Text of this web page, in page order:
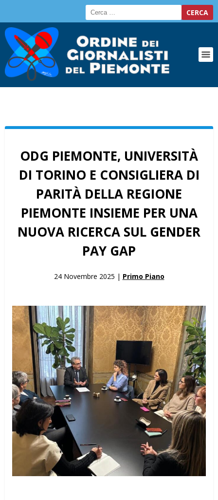
ODG PIEMONTE, UNIVERSITÀ
DI TORINO E CONSIGLIERA DI
PARITÀ DELLA REGIONE
PIEMONTE INSIEME PER UNA
NUOVA RICERCA SUL GENDER
PAY GAP
24 Novembre 2025 | Primo Piano